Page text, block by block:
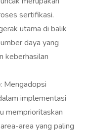
sertifikasi.
utama di balik
daya yang
keberhasilan
: Mengadopsi
implementasi
memprioritaskan
area yang paling